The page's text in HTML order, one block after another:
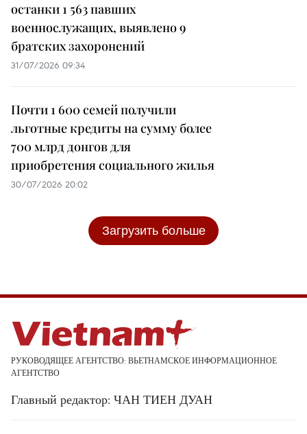
останки 1 563 павших
военнослужащих, выявлено 9
братских захоронений
31/07/2026 09:34
Почти 1 600 семей получили
льготные кредиты на сумму более
700 млрд донгов для
приобретения социального жилья
30/07/2026 20:02
Загрузить больше
РУКОВОДЯЩЕЕ АГЕНТСТВО: ВЬЕТНАМСКОЕ ИНФОРМАЦИОННОЕ
АГЕНТСТВО
Главный редактор: ЧАН ТИЕН ДУАН